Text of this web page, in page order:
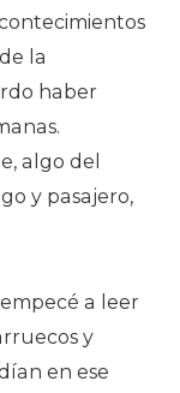
la
haber
algo del
y pasajero,
a leer
y
en ese